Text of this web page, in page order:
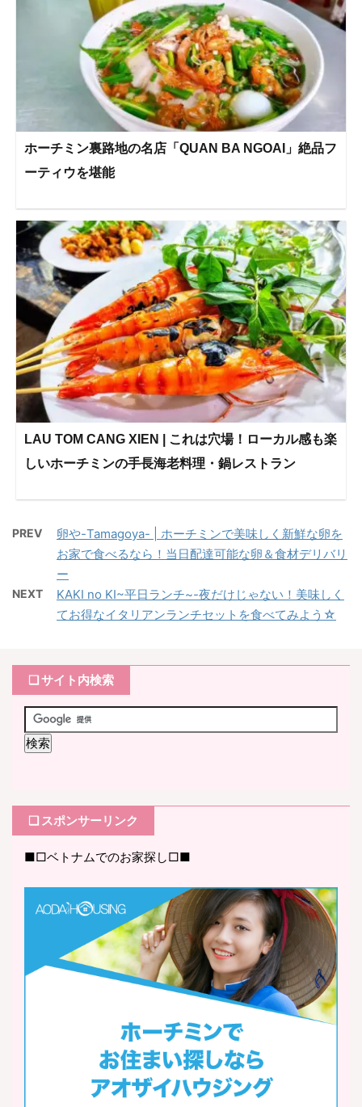
ホーチミン裏路地の名店「QUAN BA NGOAI」絶品フ
ーティウを堪能
LAU TOM CANG XIEN | これは穴場！ローカル感も楽
しいホーチミンの手長海老料理・鍋レストラン
PREV
卵や-Tamagoya- | ホーチミンで美味しく新鮮な卵を
お家で食べるなら！当日配達可能な卵＆食材デリバリ
ー
NEXT
KAKI no KI~平日ランチ~-夜だけじゃない！美味しく
てお得なイタリアンランチセットを食べてみよう☆
❏ サイト内検索
❏ スポンサーリンク
■□ベトナムでのお家探し□■